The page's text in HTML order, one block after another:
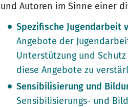
und Autoren im Sinne einer
Spezifische Jugendarbeit
Angebote der
Unterstützung und
diese Angebote zu
Sensibilisierung und
Sensibilisierungs- und